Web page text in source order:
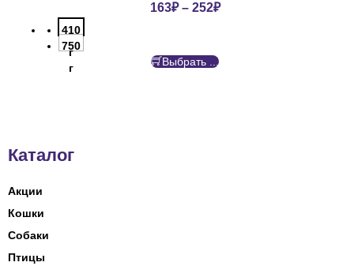
163₽– 252₽
410
г
750
г
Выбрать ...
Каталог
Акции
Кошки
Собаки
Птицы